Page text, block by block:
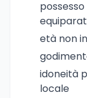
età non
idoneità
locale